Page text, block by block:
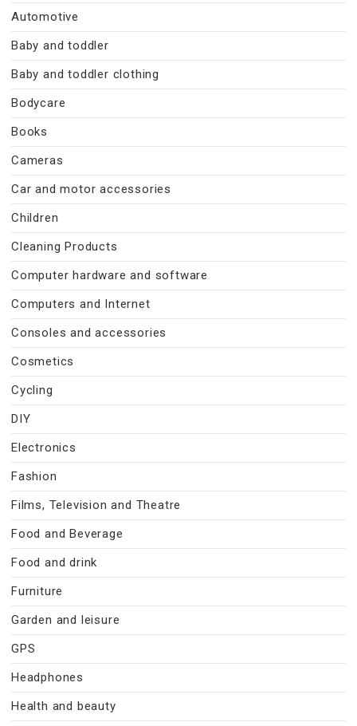
Automotive
Baby and toddler
Baby and toddler clothing
Bodycare
Books
Cameras
Car and motor accessories
Children
Cleaning Products
Computer hardware and software
Computers and Internet
Consoles and accessories
Cosmetics
Cycling
DIY
Electronics
Fashion
Films, Television and Theatre
Food and Beverage
Food and drink
Furniture
Garden and leisure
GPS
Headphones
Health and beauty